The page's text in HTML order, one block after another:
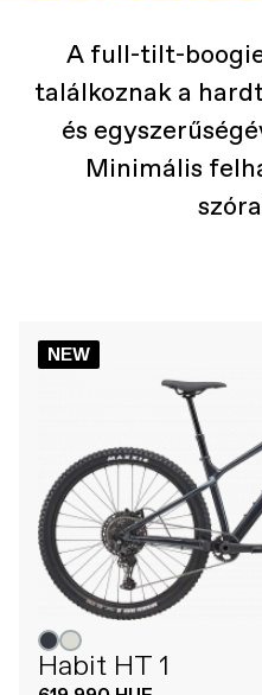
A full-tilt-
találkoznak a
és
Minimális
NEW
Habit HT 1